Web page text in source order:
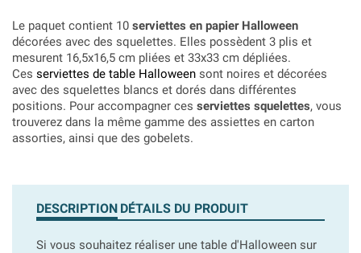
Le paquet contient 10 serviettes en papier Halloween
décorées avec des squelettes. Elles possèdent 3 plis et
mesurent 16,5x16,5 cm pliées et 33x33 cm dépliées.
Ces serviettes de table Halloween sont noires et décorées
avec des squelettes blancs et dorés dans différentes
positions. Pour accompagner ces serviettes squelettes, vous
trouverez dans la même gamme des assiettes en carton
assorties, ainsi que des gobelets.
DESCRIPTION DÉTAILS DU PRODUIT
Si vous souhaitez réaliser une table d'Halloween sur